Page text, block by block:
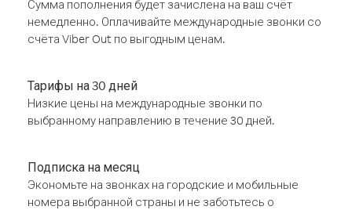
Сумма пополнения будет зачислена на ваш счёт
немедленно. Оплачивайте международные звонки со
счёта Viber Out по выгодным ценам.
Тарифы на 30 дней
Низкие цены на международные звонки по
выбранному направлению в течение 30 дней.
Подписка на месяц
Экономьте на звонках на городские и мобильные
номера выбранной страны и не заботьтесь о